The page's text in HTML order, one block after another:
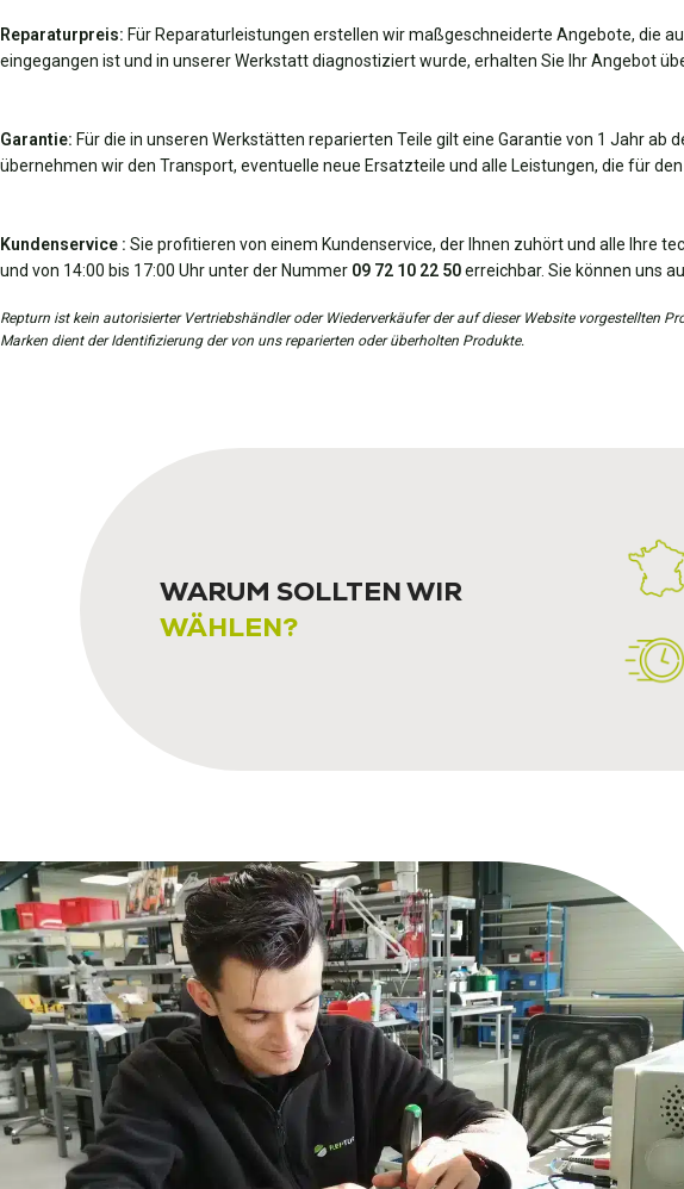
Reparaturpreis: Für Reparaturleistungen erstellen wir maßgeschneiderte Angebote, die
eingegangen ist und in unserer Werkstatt diagnostiziert wurde, erhalten Sie Ihr Angebot
Garantie: Für die in unseren Werkstätten reparierten Teile gilt eine Garantie von 1 Jahr
übernehmen wir den Transport, eventuelle neue Ersatzteile und alle Leistungen, die für
Kundenservice : Sie profitieren von einem Kundenservice, der Ihnen zuhört und alle Ihre
und von 14:00 bis 17:00 Uhr unter der Nummer 09 72 10 22 50erreichbar. Sie können uns
Repturn ist kein autorisierter Vertriebshändler oder Wiederverkäufer der auf dieser Website vorgestellten
Marken dient der Identifizierung der von uns reparierten oder überholten Produkte.
WARUM SOLLTEN WIR
WÄHLEN?